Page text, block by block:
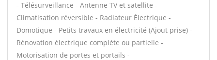
- Télésurveillance - Antenne TV et satellite -
Climatisation réversible - Radiateur Électrique -
Domotique - Petits travaux en électricité (Ajout prise) -
Rénovation électrique complète ou partielle -
Motorisation de portes et portails -